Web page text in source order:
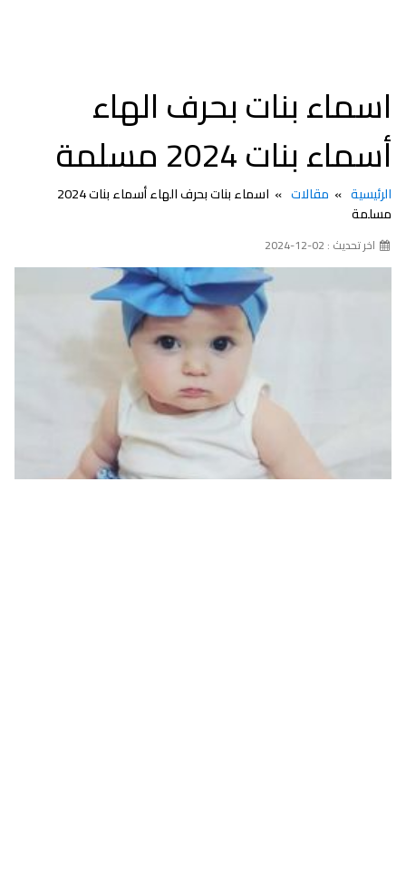
اسماء بنات بحرف الهاء
أسماء بنات 2024 مسلمة
الرئيسية مقالات
اسماء بنات بحرف الهاء أسماء بنات 2024
مسلمة
اخر تحديث : 02-12-2024